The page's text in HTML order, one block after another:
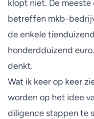
klopt niet. De meeste
betreffen mkb-
de enkele
honderdduizend
denkt.
Wat ik keer op keer
worden op het idee
diligence stappen te